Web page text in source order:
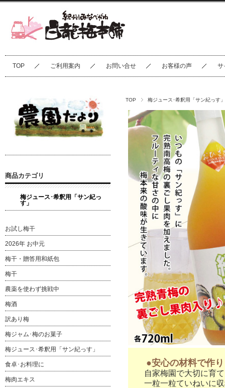
TOP ご利用案内 お問い合せ お客様の声 サ
TOP 梅ジュース･希釈用「サン紀っす」
●安心の材料で作り
自家梅園で大切に育て
一粒一粒ていねいに収
商品カテゴリ
梅ジュース･希釈用「サン紀っ
す」
お試し梅干
2026年 お中元
梅干・贈答用和紙包
梅干
農薬を使わず挑戦中
梅酒
訳あり梅
梅ジャム･梅のお菓子
梅ジュース･希釈用「サン紀っす」
食卓･お料理に
梅肉エキス